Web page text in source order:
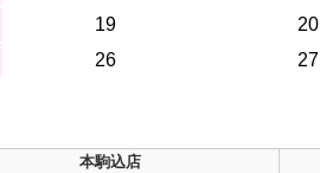
19 20
26 27
本駒込店